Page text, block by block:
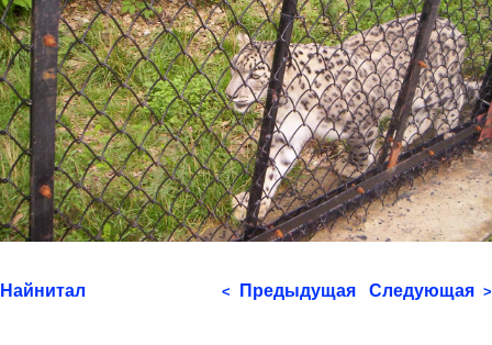
Найнитал < Предыдущая Следующая >